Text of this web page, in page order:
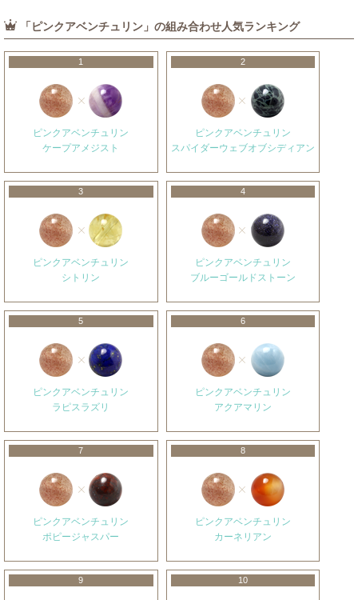
「ピンクアベンチュリン」の組み合わせ人気ランキング
1
ピンクアベンチュリン
ケープアメジスト
2
ピンクアベンチュリン
スパイダーウェブオブシディアン
3
ピンクアベンチュリン
シトリン
4
ピンクアベンチュリン
ブルーゴールドストーン
5
ピンクアベンチュリン
ラピスラズリ
6
ピンクアベンチュリン
アクアマリン
7
ピンクアベンチュリン
ポピージャスパー
8
ピンクアベンチュリン
カーネリアン
9 10